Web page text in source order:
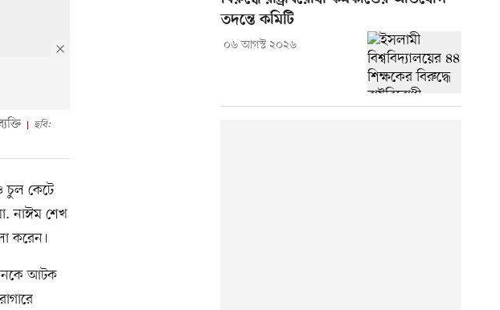
ছবি:
চুল কেটে
নাঈম শেখ
করেন।
আটক
তদন্তে কমিটি
০৬ আগস্ট ২০২৬